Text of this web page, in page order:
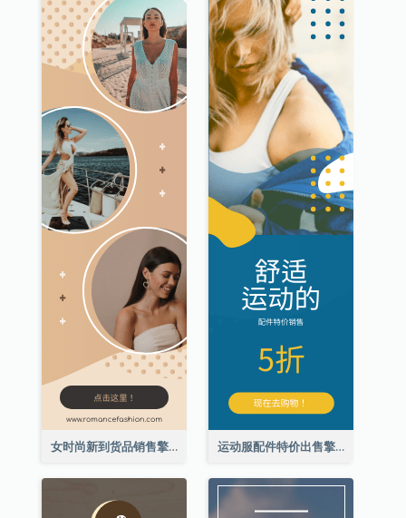
女时尚新到货品销售擎天柱广告 运动服配件特价出售擎天柱广告